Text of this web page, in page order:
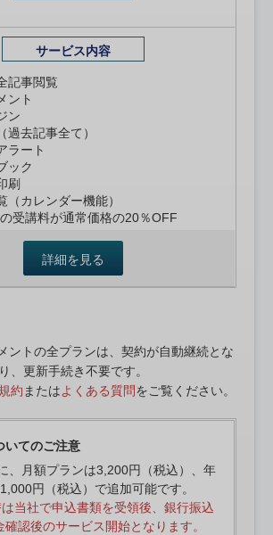
サービス内容
記事閲覧
ント
ン
過去記事全て）
ラート
ック
刷
（カレンダー機能）
受講料が通常価格の20％OFF
詳細を見る
ントの全プランは、契約が自動継続とな
り、更新手続き不要です。
約 またはよくある質問をご覧ください。
いてのご注意
、月額プランは3,200円（税込）、年
円（税込）で追加可能です。
当社で申込書類を受領後、銀行振込
確認後のサービス開始となります。